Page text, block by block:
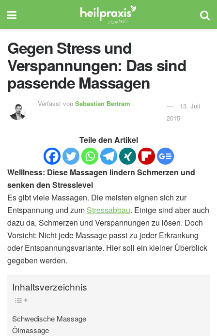
Gegen Stress und
Verspannungen: Das sind
passende Massagen
Verfasst vonSebastian Bertram
13. Juli
2015
Teile den Artikel
Welllness: Diese Massagen lindern Schmerzen und
senken den Stresslevel
Es gibt viele Massagen. Die meisten eignen sich zur
Entspannung und zum Stressabbau. Einige sind aber auch
dazu da, Schmerzen und Verspannungen zu lösen. Doch
Vorsicht: Nicht jede Massage passt zu jeder Erkrankung
oder Entspannungsvariante. Hier soll ein kleiner Überblick
gegeben werden.
Inhaltsverzeichnis
Schwedische Massage
Ölmassage